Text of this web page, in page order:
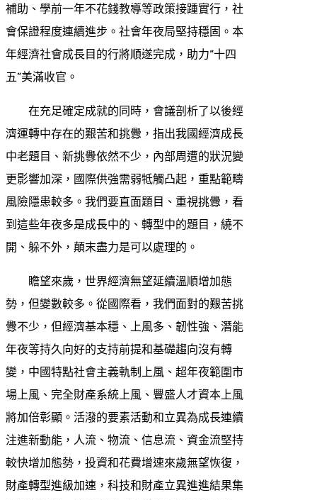
補助、學前一年不花錢教導等政策接踵實行，社
會保證程度連續進步。社會年夜局堅持穩固。本
年經濟社會成長目的行將順遂完成，助力“十四
五”美滿收官。
在充足確定成就的同時，會議剖析了以後經
濟運轉中存在的艱苦和挑釁，指出我國經濟成長
中老題目、新挑釁依然不少，內部周遭的狀況變
更影響加深，國際供強需弱牴觸凸起，重點範疇
風險隱患較多。我們要直面題目、重視挑釁，看
到這些年夜多是成長中的、轉型中的題目，繞不
開、躲不外，顛末盡力是可以處理的。
瞻望來歲，世界經濟無望延續溫順增加態
勢，但變數較多。從國際看，我們面對的艱苦挑
釁不少，但經濟基本穩、上風多、韌性強、潛能
年夜等持久向好的支持前提和基礎趨向沒有轉
變，中國特點社會主義軌制上風、超年夜範圍市
場上風、完全財產系統上風、豐盛人才資本上風
將加倍彰顯。活潑的要素活動和立異為成長連續
注進新動能，人流、物流、信息流、資金流堅持
較快增加態勢，投資和花費增速來歲無望恢復，
財產轉型進級加速，科技和財產立異進進結果集